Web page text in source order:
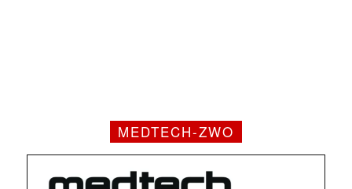
MEDTECH-ZWO